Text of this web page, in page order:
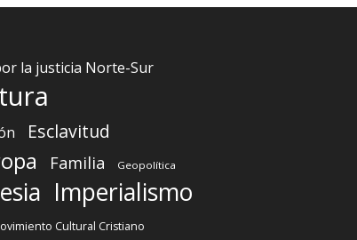
la justicia Norte-Sur
Esclavitud
Familia Geopolítica
Imperialismo
Cultural Cristiano